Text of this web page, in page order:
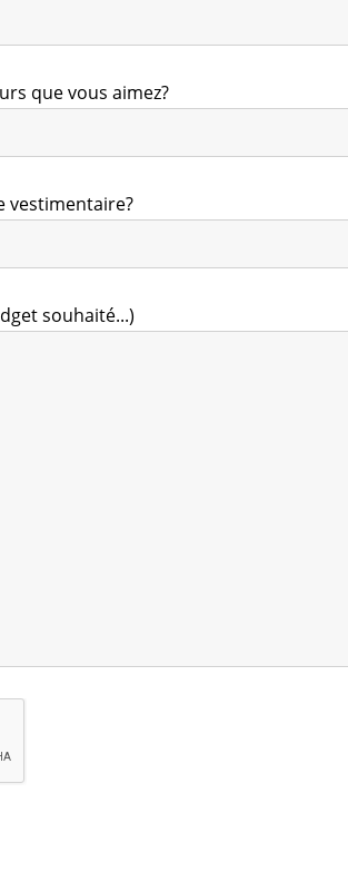
que vous aimez?
vestimentaire?
souhaité...)